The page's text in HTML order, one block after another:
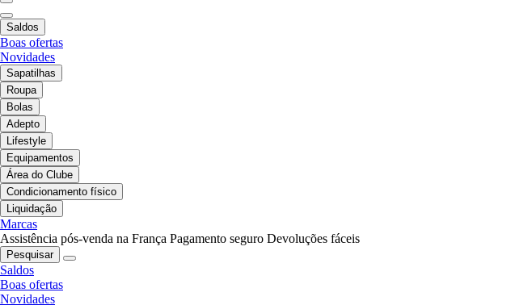
Saldos
Boas ofertas
Novidades
Sapatilhas
Roupa
Bolas
Adepto
Lifestyle
Equipamentos
Área do Clube
Condicionamento físico
Liquidação
Marcas
Assistência pós-venda na França Pagamento seguro Devoluções fáceis
Pesquisar
Saldos
Boas ofertas
Novidades